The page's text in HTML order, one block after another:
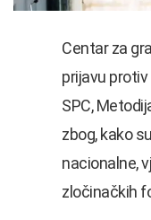
Centar za
prijavu
SPC,
zbog, kako
nacionalne,
zločinačkih